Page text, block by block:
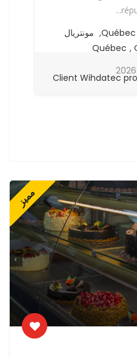
Québec
, مونتريال
Québec ,
Client Wihdatec pro
مميز